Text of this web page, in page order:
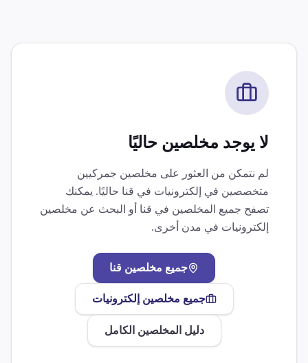
لا يوجد مخلصين حاليًا
لم نتمكن من العثور على مخلصين جمركيين
متخصصين في إلكترونيات في قنا حاليًا. يمكنك
تصفح جميع المخلصين في قنا أو البحث عن مخلصين
إلكترونيات في مدن أخرى.
جميع مخلصين قنا
جميع مخلصين إلكترونيات
دليل المخلصين الكامل